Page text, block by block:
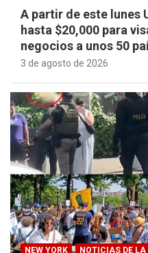
A partir de este lunes
hasta $20,000 para
negocios a unos 50
3 de agosto de 2026
NEW YORK NOTICIAS DE